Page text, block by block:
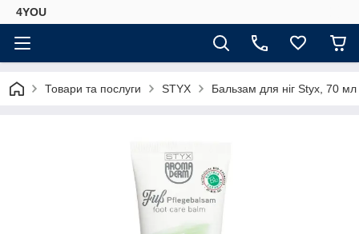
4YOU
Товари та послуги STYX Бальзам для ніг Styx, 70 мл